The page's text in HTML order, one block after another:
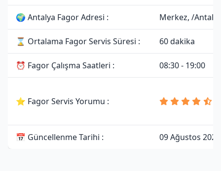
🌍 Antalya Fagor Adresi : Merkez, /
⌛ Ortalama Fagor Servis Süresi : 60 dakika
⏰ Fagor Çalışma Saatleri : 08:30 - 19:00
⭐ Fagor Servis Yorumu :
📅 Güncellenme Tarihi : 09 Ağustos 2026